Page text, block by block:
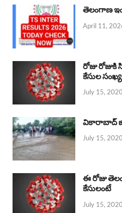
తెలంగాణ
April 11,
రోజు
కేసుల సంఖ్య
July 15, 2020
వికారాబాద్
July 15, 2020
ఈ రోజు
కేసులంటే
July 15, 2020